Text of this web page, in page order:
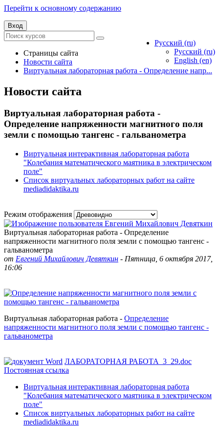
Перейти к основному содержанию
Вход
Русский ‎(ru)‎
Русский ‎(ru)‎
English ‎(en)‎
Страницы сайта
Новости сайта
Виртуальная лабораторная работа - Определение напр...
Новости сайта
Виртуальная лабораторная работа -
Определение напряженности магнитного поля
земли с помощью тангенс - гальванометра
Виртуальная интерактивная лабораторная работа
"Колебания математического маятника в электрическом
поле"
Список виртуальных лабораторных работ на сайте
mediadidaktika.ru
Режим отображения
Виртуальная лабораторная работа - Определение
напряженности магнитного поля земли с помощью тангенс -
гальванометра
от Евгений Михайлович Девяткин - Пятница, 6 октября 2017,
16:06
Виртуальная лабораторная работа - Определение
напряженности магнитного поля земли с помощью тангенс -
гальванометра
ЛАБОРАТОРНАЯ РАБОТА_3_29.doc
Постоянная ссылка
Виртуальная интерактивная лабораторная работа
"Колебания математического маятника в электрическом
поле"
Список виртуальных лабораторных работ на сайте
mediadidaktika.ru